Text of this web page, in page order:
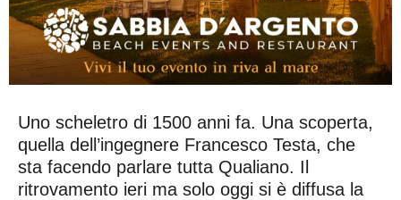
Uno scheletro di 1500 anni fa. Una scoperta,
quella dell’ingegnere Francesco Testa, che
sta facendo parlare tutta Qualiano. Il
ritrovamento ieri ma solo oggi si è diffusa la